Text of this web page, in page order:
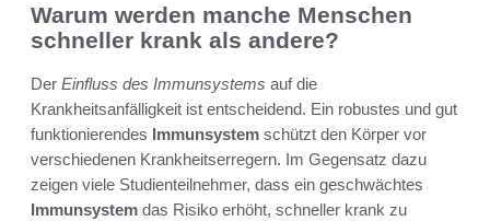
Warum werden manche Menschen
schneller krank als andere?
Der Einfluss des Immunsystems auf die
Krankheitsanfälligkeit ist entscheidend. Ein robustes und gut
funktionierendes Immunsystem schützt den Körper vor
verschiedenen Krankheitserregern. Im Gegensatz dazu
zeigen viele Studienteilnehmer, dass ein geschwächtes
Immunsystem das Risiko erhöht, schneller krank zu